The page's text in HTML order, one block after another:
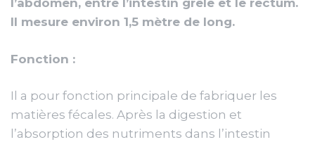
l’abdomen, entre l’intestin grêle et le rectum.
Il mesure environ 1,5 mètre de long.
Fonction :
Il a pour fonction principale de fabriquer les
matières fécales. Après la digestion et
l’absorption des nutriments dans l’intestin